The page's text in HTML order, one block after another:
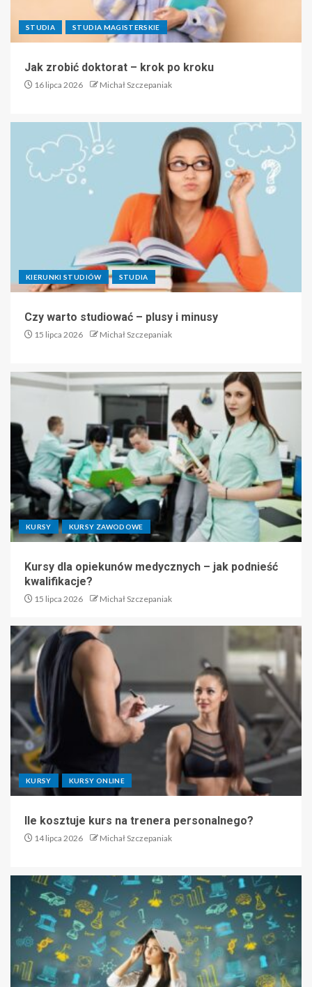
STUDIA STUDIA MAGISTERSKIE
Jak zrobić doktorat – krok po kroku
16 lipca 2026 Michał Szczepaniak
KIERUNKI STUDIÓW STUDIA
Czy warto studiować – plusy i minusy
15 lipca 2026 Michał Szczepaniak
KURSY KURSY ZAWODOWE
Kursy dla opiekunów medycznych – jak podnieść
kwalifikacje?
15 lipca 2026 Michał Szczepaniak
KURSY KURSY ONLINE
Ile kosztuje kurs na trenera personalnego?
14 lipca 2026 Michał Szczepaniak